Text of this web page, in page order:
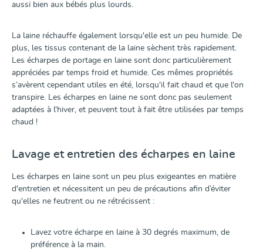
aussi bien aux bébés plus lourds.
La laine réchauffe également lorsqu'elle est un peu humide. De
plus, les tissus contenant de la laine sèchent très rapidement.
Les écharpes de portage en laine sont donc particulièrement
appréciées par temps froid et humide. Ces mêmes propriétés
s’avèrent cependant utiles en été, lorsqu'il fait chaud et que l'on
transpire. Les écharpes en laine ne sont donc pas seulement
adaptées à l'hiver, et peuvent tout à fait être utilisées par temps
chaud !
Lavage et entretien des écharpes en laine
Les écharpes en laine sont un peu plus exigeantes en matière
d'entretien et nécessitent un peu de précautions afin d’éviter
qu'elles ne feutrent ou ne rétrécissent :
Lavez votre écharpe en laine à 30 degrés maximum, de
préférence à la main.